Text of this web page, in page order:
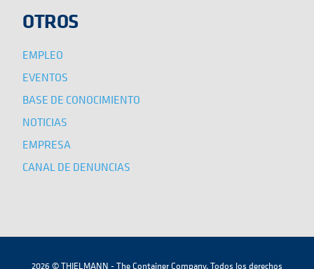
OTROS
EMPLEO
EVENTOS
BASE DE CONOCIMIENTO
NOTICIAS
EMPRESA
CANAL DE DENUNCIAS
2026 © THIELMANN - The Container Company. Todos los derechos